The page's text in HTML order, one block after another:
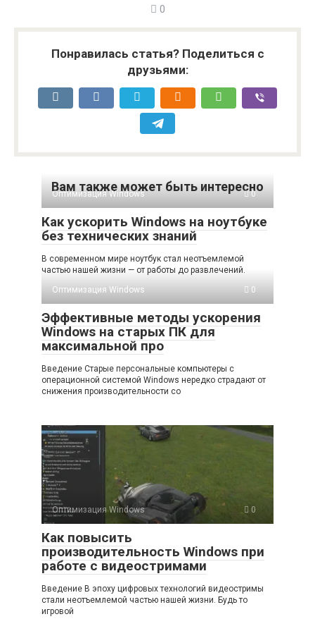
0
Понравилась статья? Поделиться с
друзьями:
Вам также может быть интересно
Оптимизация Windows 0
Как ускорить Windows на ноутбуке
без технических знаний
В современном мире ноутбук стал неотъемлемой
частью нашей жизни — от работы до развлечений.
Оптимизация Windows
0
Эффективные методы ускорения
Windows на старых ПК для
максимальной про
Введение Старые персональные компьютеры с
операционной системой Windows нередко страдают от
снижения производительности со
Оптимизация Windows 0
Как повысить
производительность Windows при
работе с видеостримами
Введение В эпоху цифровых технологий видеостримы
стали неотъемлемой частью нашей жизни. Будь то
игровой